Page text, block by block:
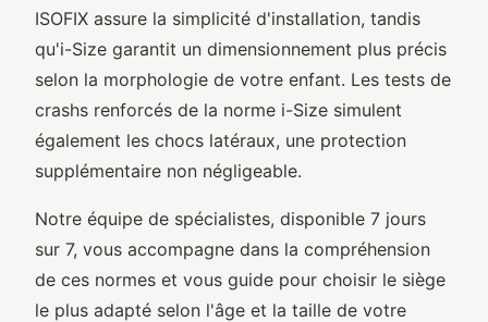
ISOFIX assure la simplicité d'installation, tandis
qu'i-Size garantit un dimensionnement plus précis
selon la morphologie de votre enfant. Les tests de
crashs renforcés de la norme i-Size simulent
également les chocs latéraux, une protection
supplémentaire non négligeable.
Notre équipe de spécialistes, disponible 7 jours
sur 7, vous accompagne dans la compréhension
de ces normes et vous guide pour choisir le siège
le plus adapté selon l'âge et la taille de votre